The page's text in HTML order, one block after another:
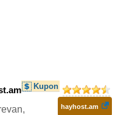
10.000,00/bln.
Kupon
hayhost.am
,